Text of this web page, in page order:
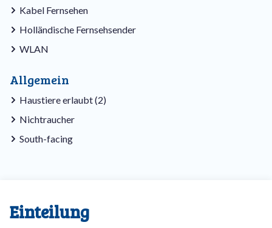
Kabel Fernsehen
Holländische Fernsehsender
WLAN
Allgemein
Haustiere erlaubt (2)
Nichtraucher
South-facing
Einteilung